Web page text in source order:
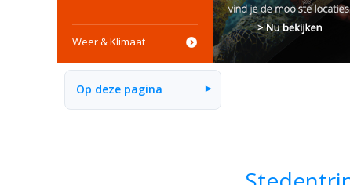
Weer & Klimaat
Op deze pagina ▾